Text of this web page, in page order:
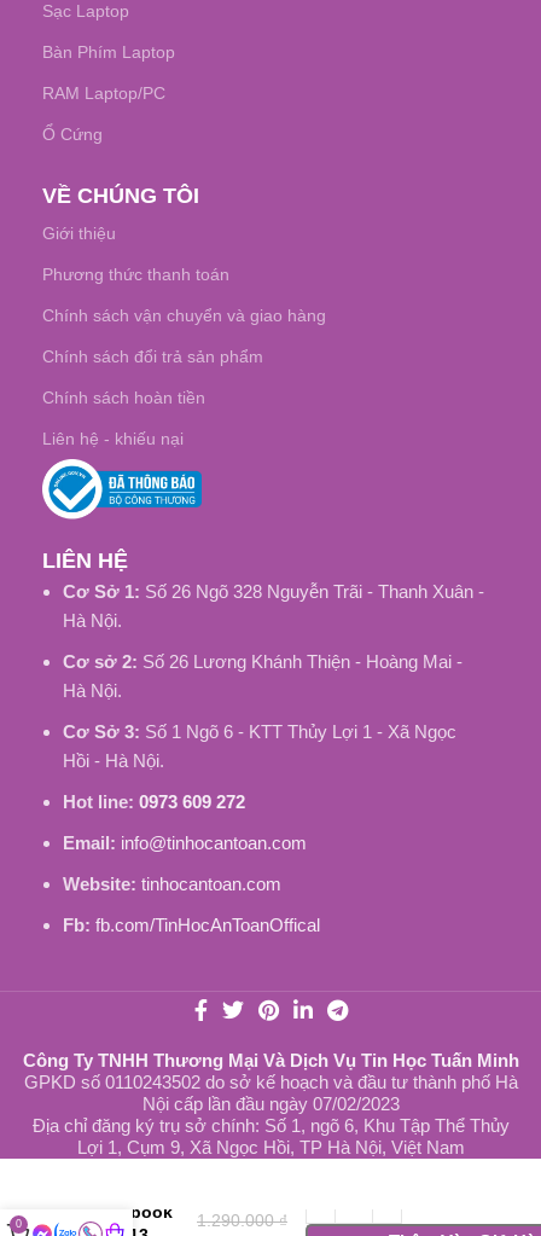
Sạc Laptop
Bàn Phím Laptop
RAM Laptop/PC
Ổ Cứng
VỀ CHÚNG TÔI
Giới thiệu
Phương thức thanh toán
Chính sách vận chuyển và giao hàng
Chính sách đổi trả sản phẩm
Chính sách hoàn tiền
Liên hệ - khiếu nại
LIÊN HỆ
Cơ Sở 1: Số 26 Ngõ 328 Nguyễn Trãi - Thanh Xuân -
Hà Nội.
Cơ sở 2: Số 26 Lương Khánh Thiện - Hoàng Mai -
Hà Nội.
Cơ Sở 3: Số 1 Ngõ 6 - KTT Thủy Lợi 1 - Xã Ngọc
Hồi - Hà Nội.
Hot line: 0973 609 272
Email: info@tinhocantoan.com
Website: tinhocantoan.com
Fb: fb.com/TinHocAnToanOffical
Công Ty TNHH Thương Mại Và Dịch Vụ Tin Học Tuấn Minh
GPKD số 0110243502 do sở kế hoạch và đầu tư thành phố Hà
Nội cấp lần đầu ngày 07/02/2023
Địa chỉ đăng ký trụ sở chính: Số 1, ngõ 6, Khu Tập Thể Thủy
Lợi 1, Cụm 9, Xã Ngọc Hồi, TP Hà Nội, Việt Nam
Pin Dùng
Macbook
1.290.000₫
0